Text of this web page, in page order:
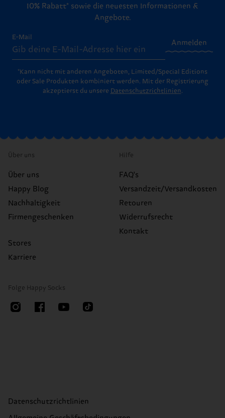
10% Rabatt* sowie die neuesten Informationen &
Angebote.
E-Mail
Anmelden
*Kann nicht mit anderen Angeboten, Limited/Special Editions
oder Sale Produkten kombiniert werden. Mit der Registrierung
akzeptierst du unsere Datenschutzrichtlinien.
Über uns
Über uns
Happy Blog
Nachhaltigkeit
Firmengeschenken
Stores
Karriere
Hilfe
FAQ's
Versandzeit/Versandkosten
Retouren
Widerrufsrecht
Kontakt
Folge Happy Socks
Datenschutzrichtlinien